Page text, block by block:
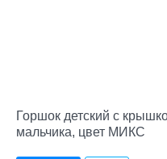
Горшок детский с
мальчика, цвет МИКС